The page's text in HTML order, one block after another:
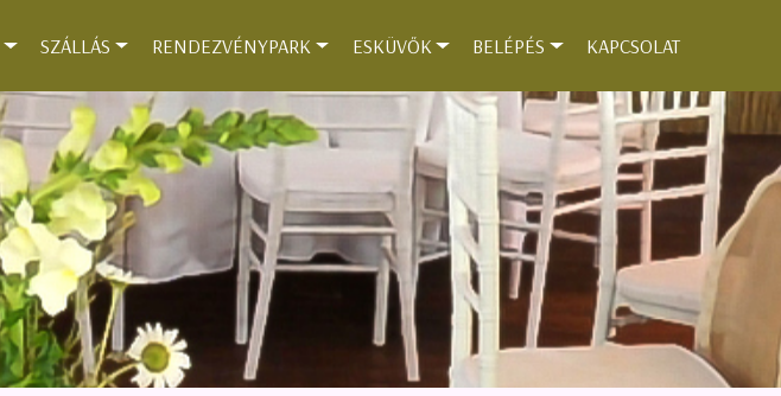
SZÁLLÁS RENDEZVÉNYPARK ESKÜVŐK BELÉPÉS KAPCSOLAT